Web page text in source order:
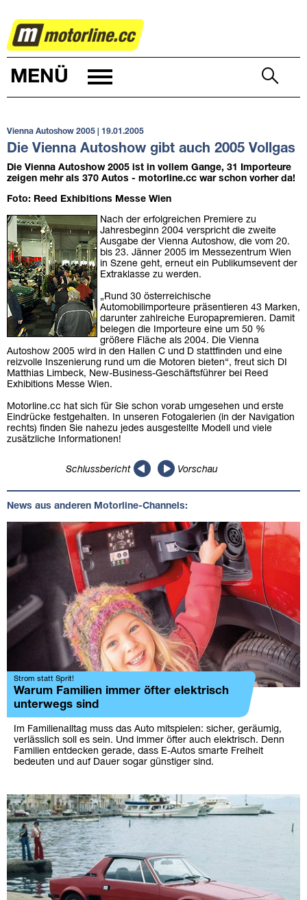
AUTOWELT
MENÜ
Vienna Autoshow 2005 | 19.01.2005
Die Vienna Autoshow gibt auch 2005 Vollgas
Die Vienna Autoshow 2005 ist in vollem Gange, 31 Importeure
zeigen mehr als 370 Autos - motorline.cc war schon vorher da!
Foto: Reed Exhibitions Messe Wien
Nach der erfolgreichen Premiere zu
Jahresbeginn 2004 verspricht die zweite
Ausgabe der Vienna Autoshow, die vom 20.
bis 23. Jänner 2005 im Messezentrum Wien
in Szene geht, erneut ein Publikumsevent der
Extraklasse zu werden.
„Rund 30 österreichische
Automobilimporteure präsentieren 43 Marken,
darunter zahlreiche Europapremieren. Damit
belegen die Importeure eine um 50 %
größere Fläche als 2004. Die Vienna
Autoshow 2005 wird in den Hallen C und D stattfinden und eine
reizvolle Inszenierung rund um die Motoren bieten“, freut sich DI
Matthias Limbeck, New-Business-Geschäftsführer bei Reed
Exhibitions Messe Wien.
Motorline.cc hat sich für Sie schon vorab umgesehen und erste
Eindrücke festgehalten. In unseren Fotogalerien (in der Navigation
rechts) finden Sie nahezu jedes ausgestellte Modell und viele
zusätzliche Informationen!
Schlussbericht Vorschau
News aus anderen Motorline-Channels:
Strom statt Sprit!
Warum Familien immer öfter elektrisch
unterwegs sind
Im Familienalltag muss das Auto mitspielen: sicher, geräumig,
verlässlich soll es sein. Und immer öfter auch elektrisch. Denn
Familien entdecken gerade, dass E-Autos smarte Freiheit
bedeuten und auf Dauer sogar günstiger sind.